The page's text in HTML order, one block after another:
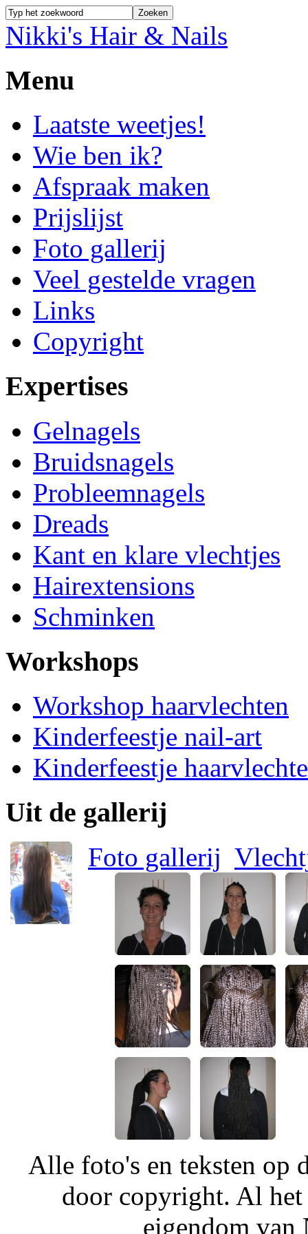
Nikki's Hair & Nails
Menu
Laatste weetjes!
Wie ben ik?
Afspraak maken
Prijslijst
Foto gallerij
Veel gestelde vragen
Links
Copyright
Expertises
Gelnagels
Bruidsnagels
Probleemnagels
Dreads
Kant en klare vlechtjes
Hairextensions
Schminken
Workshops
Workshop haarvlechten
Kinderfeestje nail-art
Kinderfeestje
Uit de gallerij
Foto gallerij
Alle foto's en teksten op
door copyright. Al het
eigendom